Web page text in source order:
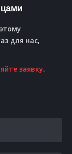
для нас,
заявку.